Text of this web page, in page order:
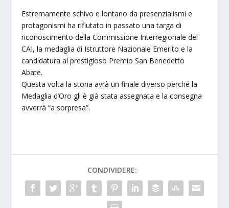
Estremamente schivo e lontano da presenzialismi e
protagonismi ha rifiutato in passato una targa di
riconoscimento della Commissione Interregionale del
CAI, la medaglia di Istruttore Nazionale Emerito e la
candidatura al prestigioso Premio San Benedetto
Abate.
Questa volta la storia avrà un finale diverso perché la
Medaglia d’Oro gli è già stata assegnata e la consegna
avverrà “a sorpresa”.
CONDIVIDERE: